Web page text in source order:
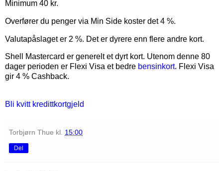
Minimum 40 kr.
Overfører du penger via Min Side koster det 4 %.
Valutapåslaget er 2 %. Det er dyrere enn flere andre kort.
Shell Mastercard er generelt et dyrt kort. Utenom denne 80
dager perioden er Flexi Visa et bedre bensinkort. Flexi Visa
gir 4 % Cashback.
Bli kvitt kredittkortgjeld
Torbjørn Thue kl. 15:00
Del